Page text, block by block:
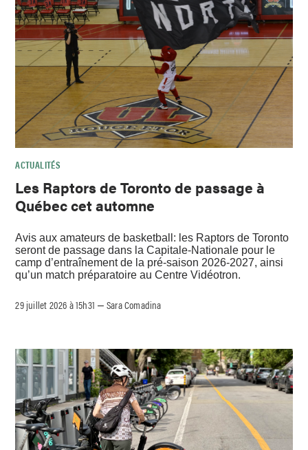
ACTUALITÉS
Les Raptors de Toronto de passage à
Québec cet automne
Avis aux amateurs de basketball: les Raptors de Toronto
seront de passage dans la Capitale-Nationale pour le
camp d’entraînement de la pré-saison 2026-2027, ainsi
qu’un match préparatoire au Centre Vidéotron.
29 juillet 2026 à 15h31 –Sara Comadina